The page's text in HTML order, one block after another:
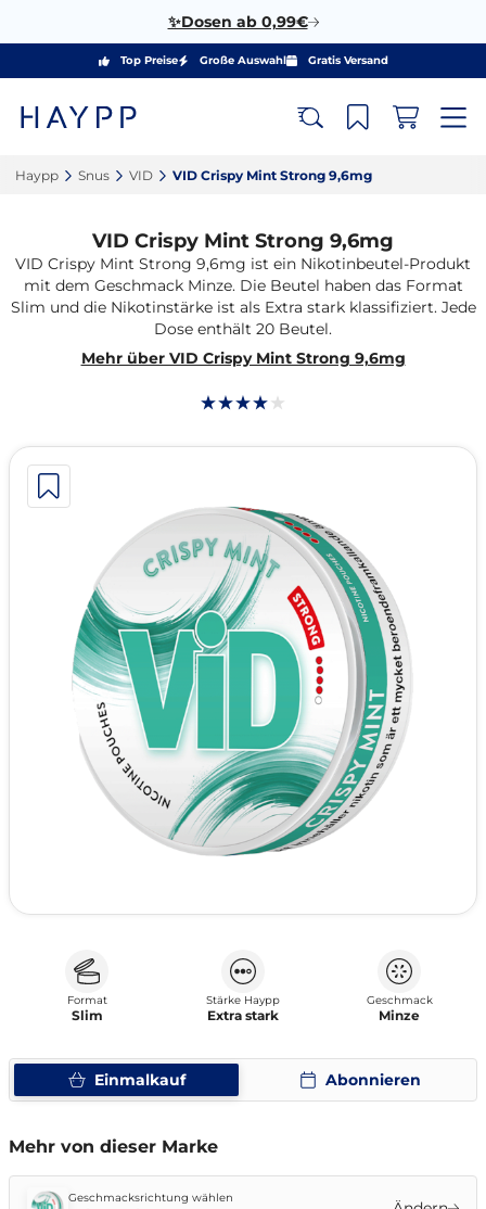
✨Dosen ab 0,99€
Top Preise Große Auswahl Gratis Versand
Haypp‎ Snus‎ VID‎ VID Crispy Mint Strong 9,6mg‎
VID Crispy Mint Strong 9,6mg
VID Crispy Mint Strong 9,6mg ist ein Nikotinbeutel-Produkt
mit dem Geschmack Minze. Die Beutel haben das Format
Slim und die Nikotinstärke ist als Extra stark klassifiziert. Jede
Dose enthält 20 Beutel.
Mehr über VID Crispy Mint Strong 9,6mg
Einmalkauf Abonnieren
Format
Slim
Stärke Haypp
Extra stark
Geschmack
Minze
Mehr von dieser Marke
Geschmacksrichtung wählen